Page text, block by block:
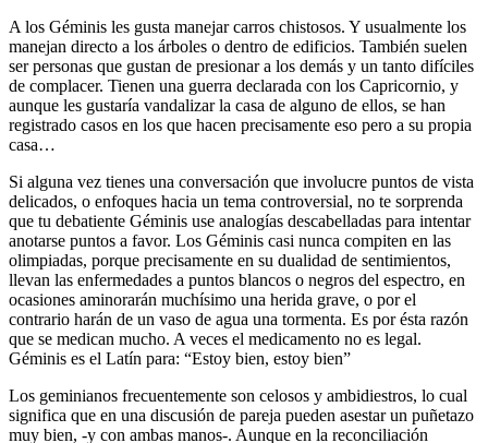
A los Géminis les gusta manejar carros chistosos. Y usualmente los
manejan directo a los árboles o dentro de edificios. También suelen
ser personas que gustan de presionar a los demás y un tanto difíciles
de complacer. Tienen una guerra declarada con los Capricornio, y
aunque les gustaría vandalizar la casa de alguno de ellos, se han
registrado casos en los que hacen precisamente eso pero a su propia
casa…
Si alguna vez tienes una conversación que involucre puntos de vista
delicados, o enfoques hacia un tema controversial, no te sorprenda
que tu debatiente Géminis use analogías descabelladas para intentar
anotarse puntos a favor. Los Géminis casi nunca compiten en las
olimpiadas, porque precisamente en su dualidad de sentimientos,
llevan las enfermedades a puntos blancos o negros del espectro, en
ocasiones aminorarán muchísimo una herida grave, o por el
contrario harán de un vaso de agua una tormenta. Es por ésta razón
que se medican mucho. A veces el medicamento no es legal.
Géminis es el Latín para: “Estoy bien, estoy bien”
Los geminianos frecuentemente son celosos y ambidiestros, lo cual
significa que en una discusión de pareja pueden asestar un puñetazo
muy bien, -y con ambas manos-. Aunque en la reconciliación